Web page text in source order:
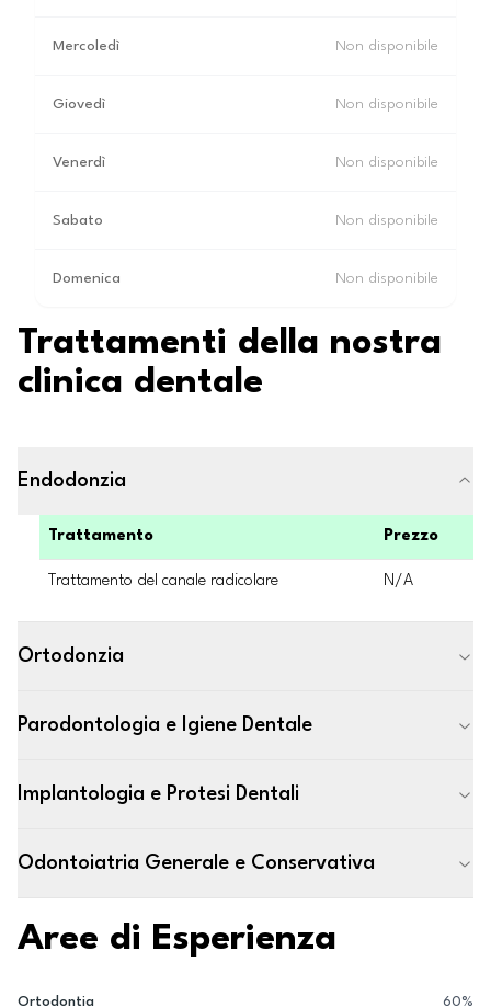
Mercoledì Non disponibile
Giovedì Non disponibile
Venerdì Non disponibile
Sabato Non disponibile
Domenica Non disponibile
Trattamenti della nostra
clinica dentale
Endodonzia
Trattamento Prezzo
Trattamento del canale radicolare N/A
Ortodonzia
Parodontologia e Igiene Dentale
Implantologia e Protesi Dentali
Odontoiatria Generale e Conservativa
Aree di Esperienza
Ortodontia 60%